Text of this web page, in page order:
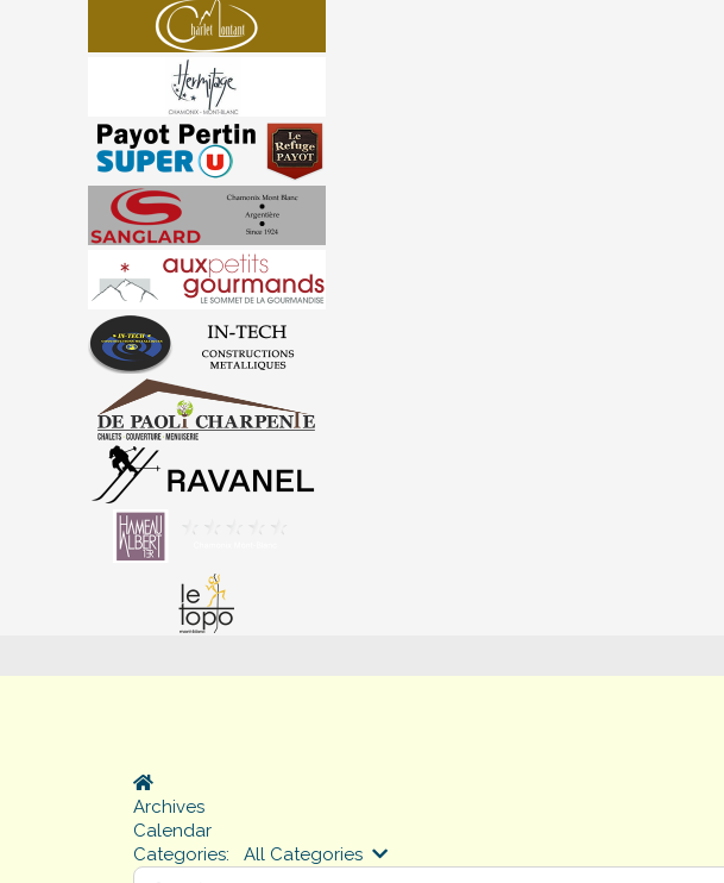
Home
Archives
Calendar
Categories:
All Categories Search...